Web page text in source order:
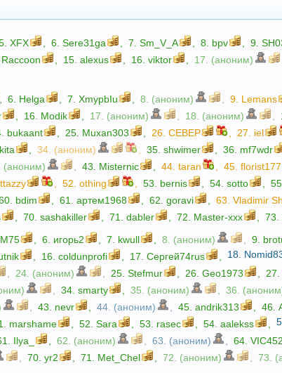
XFX 6.Sere31ga 7.Sm_V_A 8. bpv 9.
15.alexus 16.viktor 17. (аноним)
6. Helga 7.XmypbIu 8. (аноним) 9. Lemans
16. Modik 17. (аноним) 18. (аноним)
bukaant 25. Muxan303 26.CEBEP 27. iel
34. (аноним) 35.shwimer 36. mf7wdr
(аноним) 43. Misternic 44.taran 45.florist177
52.othing 53. bernis 54.sotto
bdim 61.артем1968 62.goravi 63.Vladimir
70.sashakiller 71.dabler 72. Master-xxx 73.
6. игорь2 7. kwull 8. (аноним) 9.
16.coldunprofi 17.Сергей74rus 18.
24. (аноним) 25.Stefmur 26.Geo1973
34.smarty 35. (аноним) 36.
43. nevr 44. (аноним) 45.andrik313 46.
marshame 52.Sara 53. rasec 54.aalekss
Ilya_ 62. (аноним) 63. (аноним) 64.
70.yr2 71. Met_Chel 72. (аноним) 73.